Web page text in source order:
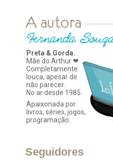
Preta & Gorda.
Mãe do Arthur ❤
Completamente
louca, apesar de
não parecer.
No ar desde 1985.
Apaixonada por
livros, séries, jogos,
programação.
Seguidores